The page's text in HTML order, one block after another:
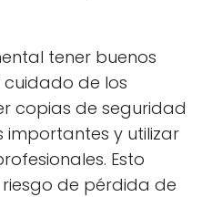
tener buenos
de los
copias de seguridad
importantes y utilizar
Esto
de pérdida de